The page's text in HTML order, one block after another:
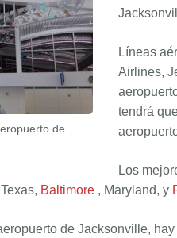
de
Líneas
Airlines,
tendrá
Los
Baltimore , Maryland, y
de Jacksonville,